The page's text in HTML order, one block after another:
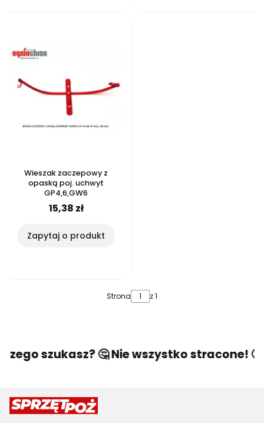
Wieszak zaczepowy z
opaską poj. uchwyt
GP4,6,GW6
15,38 zł
Zapytaj o produkt
Strona z 1
szukasz? 🤔 Nie wszystko stracone! 🙂